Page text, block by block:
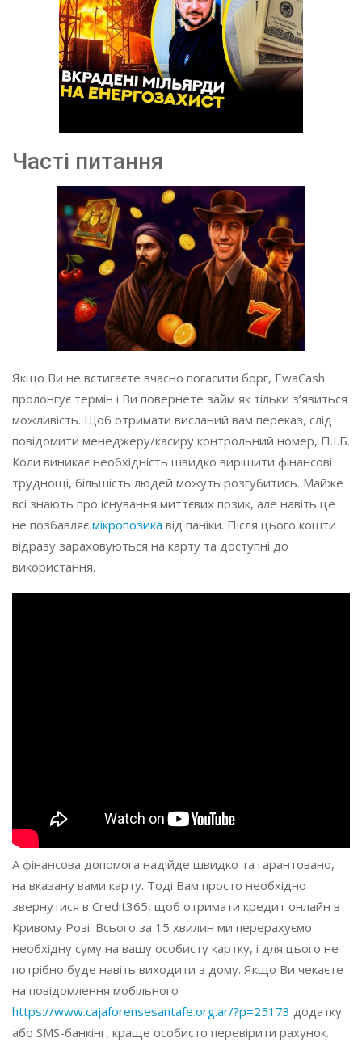
Часті питання
Якщо Ви не встигаєте вчасно погасити борг, EwaCash
пролонгує термін і Ви повернете займ як тільки з’явиться
можливість. Щоб отримати висланий вам переказ, слід
повідомити менеджеру/касиру контрольний номер, П.І.Б.
Коли виникає необхідність швидко вирішити фінансові
труднощі, більшість людей можуть розгубитись. Майже
всі знають про існування миттєвих позик, але навіть це
не позбавляє мікропозика від паніки. Після цього кошти
відразу зараховуються на карту та доступні до
використання.
А фінансова допомога надійде швидко та гарантовано,
на вказану вами карту. Тоді Вам просто необхідно
звернутися в Credit365, щоб отримати кредит онлайн в
Кривому Розі. Всього за 15 хвилин ми перерахуємо
необхідну суму на вашу особисту картку, і для цього не
потрібно буде навіть виходити з дому. Якщо Ви чекаєте
на повідомлення мобільного
https://www.cajaforensesantafe.org.ar/?p=25173 додатку
або SMS-банкінг, краще особисто перевірити рахунок.